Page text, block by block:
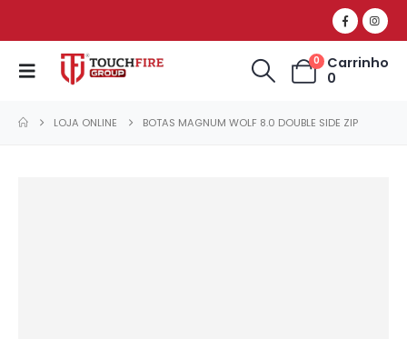
0
Carrinho
0
LOJA ONLINE BOTAS MAGNUM WOLF 8.0 DOUBLE SIDE ZIP